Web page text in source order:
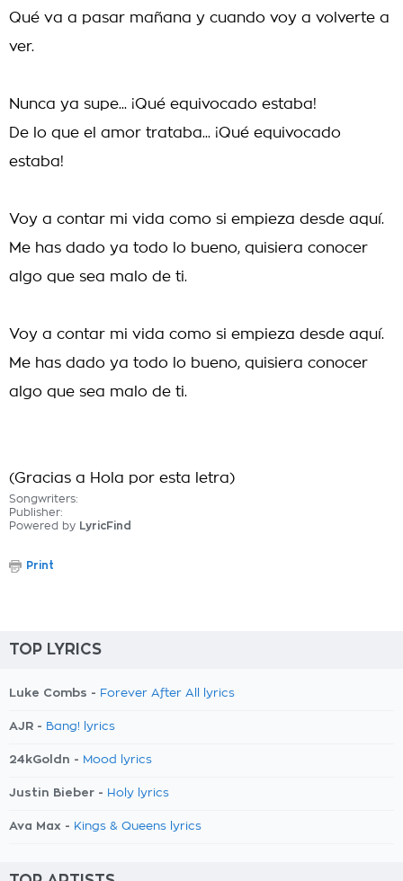
Qué va a pasar mañana y cuando voy a volverte a
ver.
Nunca ya supe... ¡Qué equivocado estaba!
De lo que el amor trataba... ¡Qué equivocado
estaba!
Voy a contar mi vida como si empieza desde aquí.
Me has dado ya todo lo bueno, quisiera conocer
algo que sea malo de ti.
Voy a contar mi vida como si empieza desde aquí.
Me has dado ya todo lo bueno, quisiera conocer
algo que sea malo de ti.
(Gracias a Hola por esta letra)
Songwriters:
Publisher:
Powered by LyricFind
Print
TOP LYRICS
Luke Combs - Forever After All lyrics
AJR - Bang! lyrics
24kGoldn - Mood lyrics
Justin Bieber - Holy lyrics
Ava Max - Kings & Queens lyrics